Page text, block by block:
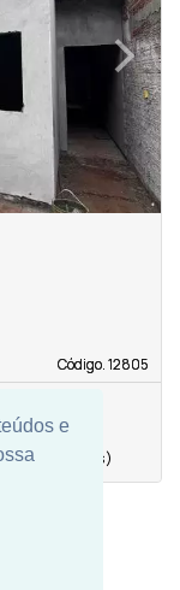
e
›
Next
Código. 12805
Código. 12805
Vaga(s)